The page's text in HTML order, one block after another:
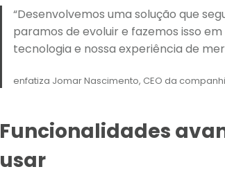
“Desenvolvemos uma solução que
paramos de evoluir e fazemos isso
tecnologia e nossa experiência de
enfatiza Jomar Nascimento, CEO da
Funcionalidades
usar